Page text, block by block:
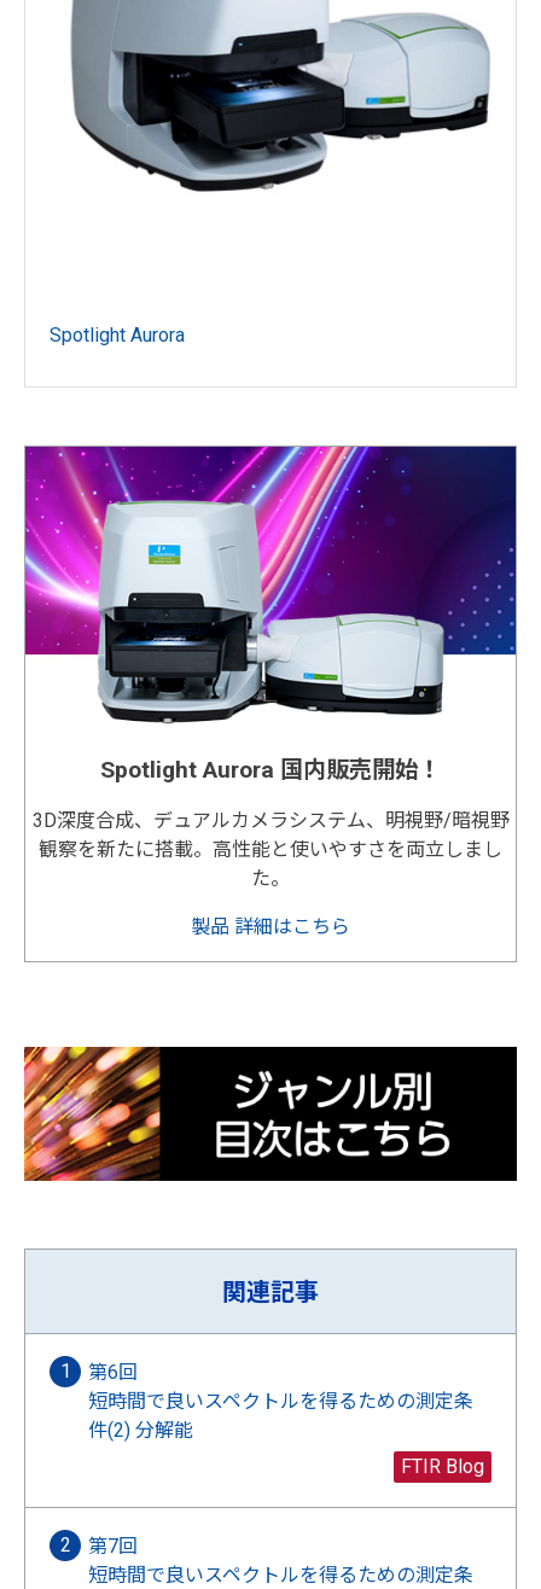
Spotlight Aurora
Spotlight Aurora 国内販売開始！
3D深度合成、デュアルカメラシステム、明視野/暗視野
観察を新たに搭載。高性能と使いやすさを両立しまし
た。
製品 詳細はこちら
関連記事
第6回
短時間で良いスペクトルを得るための測定条
件(2) 分解能
FTIR Blog
第7回
短時間で良いスペクトルを得るための測定条